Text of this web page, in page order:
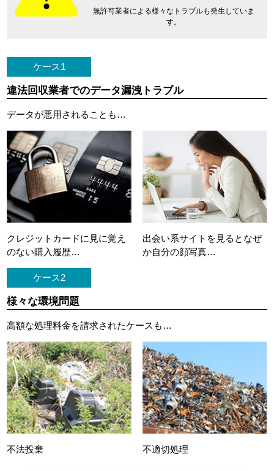
無許可業者による様々なトラブルも発生していま
す。
ケース1
違法回収業者でのデータ漏洩トラブル
データが悪用されることも…
クレジットカードに 見に覚え
のない購入履歴…
出会い系サイトを見ると なぜ
か自分の顔写真…
ケース2
様々な環境問題
高額な処理料金を請求されたケースも…
不法投棄 不適切処理